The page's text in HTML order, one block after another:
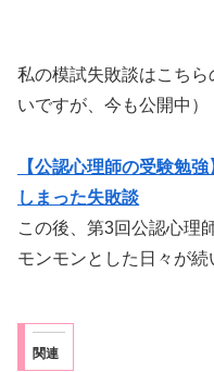
私の模試失敗談はこち
いですが、今も公開中）
【公認心理師の受験勉
しまった失敗談
この後、第3回公認心理
モンモンとした日々が続
関連